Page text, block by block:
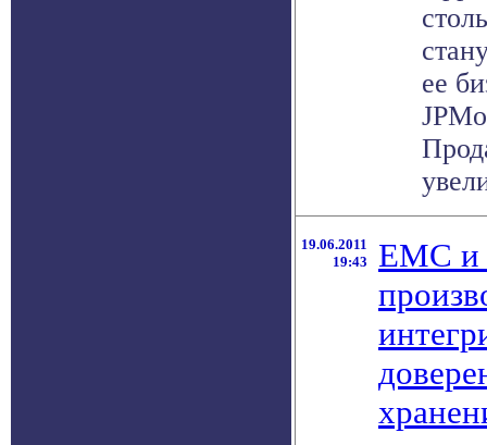
ее
19.06.2011
19:43
EMC